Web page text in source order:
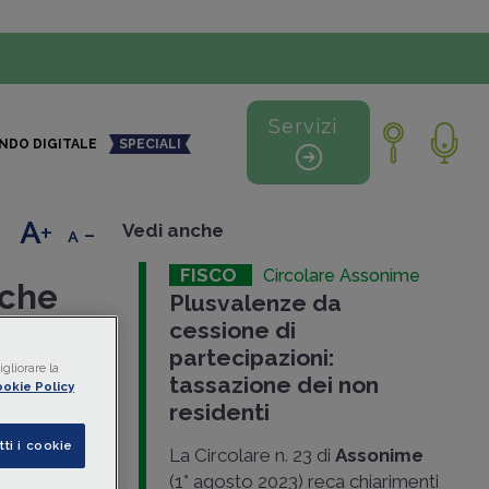
DIGITALE SPECIALI
Servizi
2023
+ - Vedi anche
FISCO Circolare Assonime
Plusvalenze da
cessione di
partecipazioni:
tassazione dei non
residenti
La Circolare n. 23 di Assonime
(1° agosto 2023) reca chiarimenti
la
Policy
i cookie